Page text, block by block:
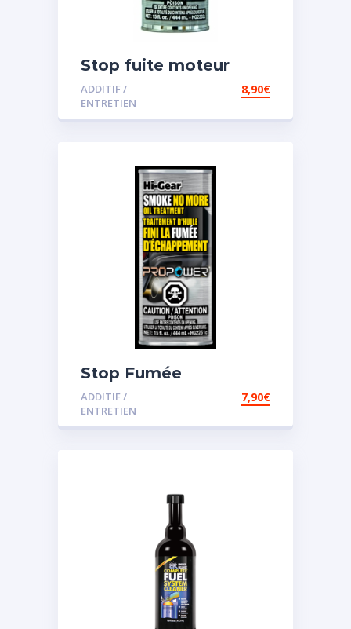
Stop fuite moteur
ADDITIF /
ENTRETIEN
8,90€
Stop Fumée
ADDITIF /
ENTRETIEN
7,90€